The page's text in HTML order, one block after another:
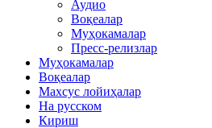
Аудио
Воқеалар
Муҳокамалар
Пресс-релизлар
Муҳокамалар
Воқеалар
Махсус лойиҳалар
На русском
Кириш